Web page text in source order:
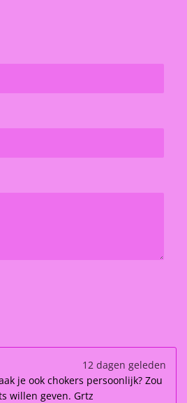
12 dagen geleden
je ook chokers persoonlijk? Zou
willen geven. Grtz